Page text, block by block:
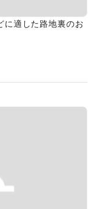
に適した路地裏のお